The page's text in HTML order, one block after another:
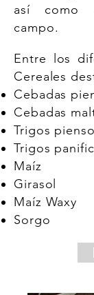
así como
campo.
Entre los
Cereales
Cebadas
Cebadas
Trigos pienso
Trigos
Maíz
Girasol
Maíz Waxy
Sorgo